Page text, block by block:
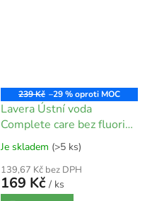
239 Kč –29 %
Lavera Ústní voda
Complete care bez fluoridu
- 400 ml
Je skladem (>5 ks)
139,67 Kč bez DPH
169 Kč / ks